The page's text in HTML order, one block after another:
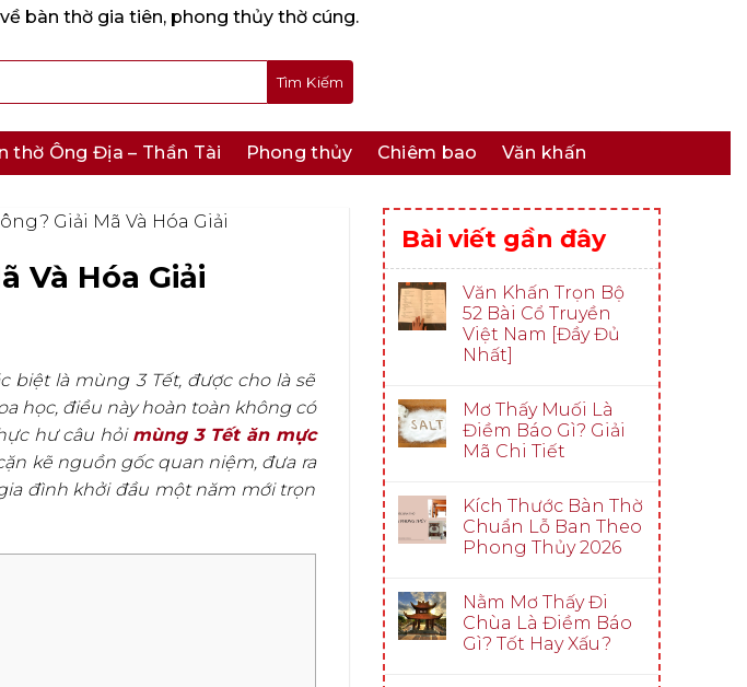
bàn thờ gia tiên, phong thủy thờ cúng.
thờ Ông Địa – Thần Tài Phong thủy Chiêm bao Văn khấn
Giải Mã Và Hóa Giải
Và Hóa Giải
biệt là mùng 3 Tết, được cho là sẽ
học, điều này hoàn toàn không có
hư câu hỏi mùng 3 Tết ăn mực
kẽ nguồn gốc quan niệm, đưa ra
đình khởi đầu một năm mới trọn
Bài viết gần đây
Văn Khấn Trọn Bộ
52 Bài Cổ Truyền
Việt Nam [Đầy Đủ
Nhất]
Mơ Thấy Muối Là
Điềm Báo Gì? Giải
Mã Chi Tiết
Kích Thước Bàn Thờ
Chuẩn Lỗ Ban Theo
Phong Thủy 2026
Nằm Mơ Thấy Đi
Chùa Là Điềm Báo
Gì? Tốt Hay Xấu?